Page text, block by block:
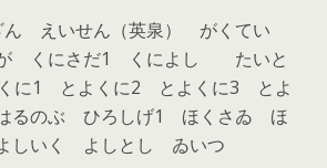
えいせん（英泉） がくてい
が くにさだ1 くによし たいと
に1 とよくに2 とよくに3 とよ
るのぶ ひろしげ1 ほくさゐ ほ
しいく よしとし ゐいつ